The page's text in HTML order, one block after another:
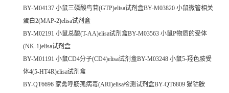
BY-M04137 小鼠三磷酸鸟苷(GTP)elisa试剂盒BY-M03820 小鼠微管相关
蛋白2(MAP-2)elisa试剂盒
BY-M02191 小鼠总酸(T-AA)elisa试剂盒BY-M03563 小鼠P物质的受体
(NK-1)elisa试剂盒
BY-M01191 小鼠CD4分子(CD4)elisa试剂盒BY-M03248 小鼠5-羟色胺受
体4(5-HT4R)elisa试剂盒
BY-QT6696 家禽呼肠孤病毒(ARI)elisa检测试剂盒BY-QT6809 猫钴胺